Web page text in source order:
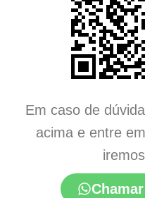
Em caso de
acima e entre